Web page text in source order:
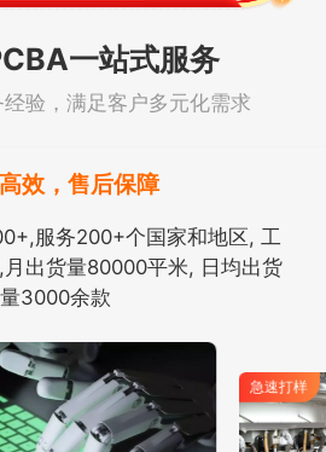
一站式服务
验，满足客户多元化需求
效，售后保障
服务200+个国家和地区, 工
出货量80000平米, 日均出货
量3000余款
急速打样